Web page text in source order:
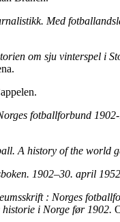
Med
om sju vinterspel i
fotballforbund
A history of the world
1902–30. april 1952
: Norges
i Norge før 1902.